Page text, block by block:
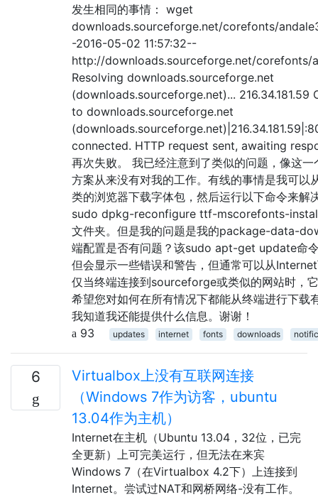
发生相同的事情： wget
downloads.sourceforge.net/corefonts/
-2016-05-02 11:57:32--
http://downloads.sourceforge.net/corefonts/
Resolving downloads.sourceforge.net
(downloads.sourceforge.net)... 216.34.181.59
to downloads.sourceforge.net
connected. HTTP request sent, awaiting
再次失败。 我已经注意到了类似的问题，像这一
方案从来没有对我的工作。有线的事情是我可以
类的浏览器下载字体包，然后运行以下命令来解
sudo dpkg-reconfigure ttf-mscorefonts-
文件夹。但是我的问题是我的package-data-
端配置是否有问题？该sudo apt-get update命
但会显示一些错误和警告，但通常可以从
仅当终端连接到sourceforge或类似的网站时，
希望您对如何在所有情况下都能从终端进行下载
我知道我还能提供什么信息。谢谢！
93
updates internet fonts downloads
6
Virtualbox上没有互联网连接
（Windows 7作为访客，ubuntu
13.04作为主机）
Internet在主机（Ubuntu 13.04，32位，已完
全更新）上可完美运行，但无法在来宾
Windows 7（在Virtualbox 4.2下）上连接到
Internet。尝试过NAT和网桥网络-没有工作。